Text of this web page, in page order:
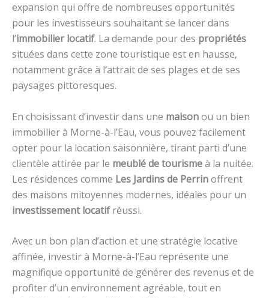
expansion qui offre de nombreuses opportunités
pour les investisseurs souhaitant se lancer dans
l’immobilier locatif. La demande pour des propriétés
situées dans cette zone touristique est en hausse,
notamment grâce à l’attrait de ses plages et de ses
paysages pittoresques.
En choisissant d’investir dans une maisonou un bien
immobilier à Morne-à-l’Eau, vous pouvez facilement
opter pour la location saisonnière, tirant parti d’une
clientèle attirée par le meublé de tourismeà la nuitée.
Les résidences comme Les Jardins de Perrinoffrent
des maisons mitoyennes modernes, idéales pour un
investissement locatifréussi.
Avec un bon plan d’action et une stratégie locative
affinée, investir à Morne-à-l’Eau représente une
magnifique opportunité de générer des revenus et de
profiter d’un environnement agréable, tout en